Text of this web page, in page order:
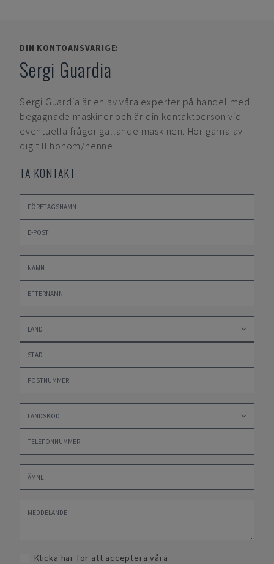
DIN KONTOANSVARIGE:
Sergi Guardia
Sergi Guardia är en av våra experter på handel med
begagnade maskiner och är din kontaktperson vid
eventuella frågor gällande maskinen. Hör gärna av
dig till honom/henne.
TA KONTAKT
Klicka här för att acceptera våra